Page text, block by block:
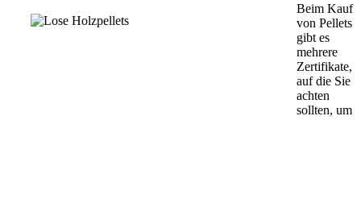
Beim Kauf
von Pellets
gibt es
mehrere
Zertifikate,
auf die Sie
achten
sollten, um